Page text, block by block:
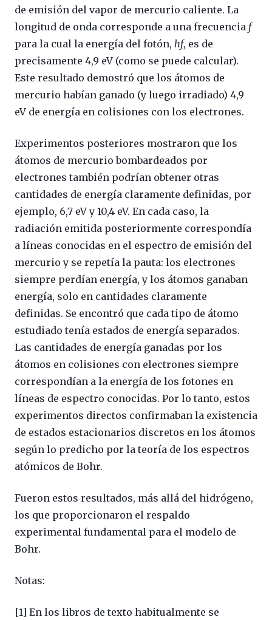
de emisión del vapor de mercurio caliente. La
longitud de onda corresponde a una frecuencia f
para la cual la energía del fotón, hf, es de
precisamente 4,9 eV (como se puede calcular).
Este resultado demostró que los átomos de
mercurio habían ganado (y luego irradiado) 4,9
eV de energía en colisiones con los electrones.
Experimentos posteriores mostraron que los
átomos de mercurio bombardeados por
electrones también podrían obtener otras
cantidades de energía claramente definidas, por
ejemplo, 6,7 eV y 10,4 eV. En cada caso, la
radiación emitida posteriormente correspondía
a líneas conocidas en el espectro de emisión del
mercurio y se repetía la pauta: los electrones
siempre perdían energía, y los átomos ganaban
energía, solo en cantidades claramente
definidas. Se encontró que cada tipo de átomo
estudiado tenía estados de energía separados.
Las cantidades de energía ganadas por los
átomos en colisiones con electrones siempre
correspondían a la energía de los fotones en
líneas de espectro conocidas. Por lo tanto, estos
experimentos directos confirmaban la existencia
de estados estacionarios discretos en los átomos
según lo predicho por la teoría de los espectros
atómicos de Bohr.
Fueron estos resultados, más allá del hidrógeno,
los que proporcionaron el respaldo
experimental fundamental para el modelo de
Bohr.
Notas:
[1] En los libros de texto habitualmente se